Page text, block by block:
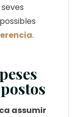
.
assumir